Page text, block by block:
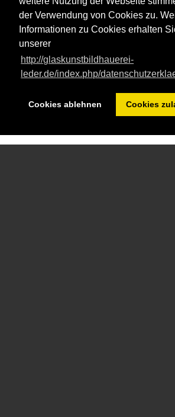
der Verwendung von Cookies zu.
Informationen zu Cookies erhalten
unserer
http://glaskunstbildhauerei-
leder.de/index.php/
Cookies ablehnen Cookies
PARTNERLINKS IMPRESSUM
Copyright © 2026. Glaskunst Bildhauerei
Shape5.comJoomla